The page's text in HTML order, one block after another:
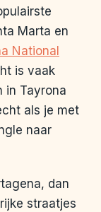
Marta en
National
is vaak
in Tayrona
als je met
naar
dan
straatjes